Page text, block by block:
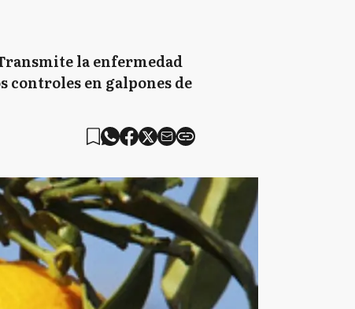
la enfermedad
controles en galpones de